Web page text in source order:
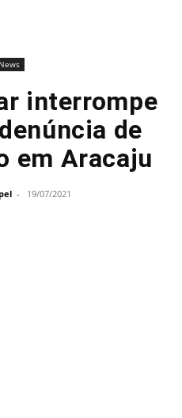
interrompe
de
em Aracaju
- 19/07/2021